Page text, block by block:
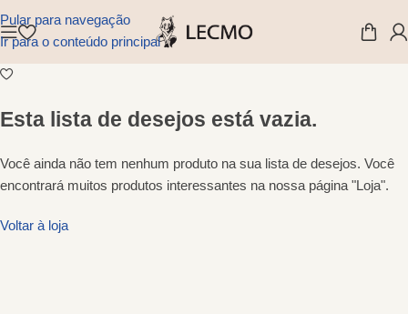
Pular para navegação
Ir para o conteúdo principal
Esta lista de desejos está vazia.
Você ainda não tem nenhum produto na sua lista de desejos. Você
encontrará muitos produtos interessantes na nossa página "Loja".
Voltar à loja